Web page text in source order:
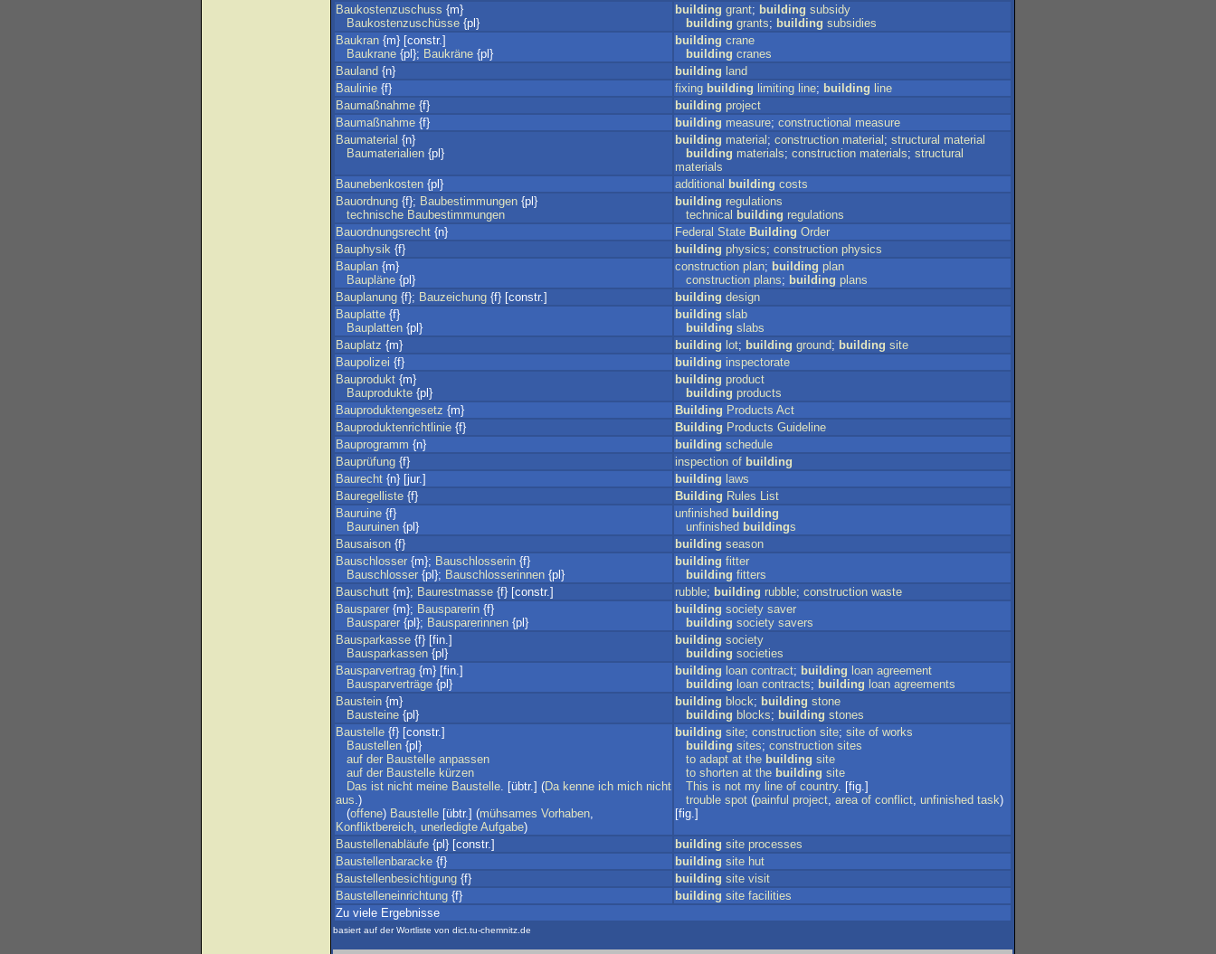
Baukostenzuschuss {m}
Baukostenzuschüsse {pl}
building grant; building subsidy
building grants; building subsidies
Baukran {m} [constr.]
Baukrane {pl}; Baukräne {pl}
building crane
building cranes
Bauland {n} building land
Baulinie {f} fixing building limiting line; building line
Baumaßnahme {f} building project
Baumaßnahme {f} building measure; constructional measure
Baumaterial {n}
Baumaterialien {pl}
building material ; construction material ; structural material
building materials; construction materials; structural
materials
Baunebenkosten {pl} additional building costs
Bauordnung {f}; Baubestimmungen {pl}
technische Baubestimmungen
building regulations
technical building regulations
Bauordnungsrecht {n} Federal State Building Order
Bauphysik {f} building physics; construction physics
Bauplan {m}
Baupläne {pl}
construction plan; building plan
construction plans; building plans
Bauplanung {f}; Bauzeichung {f} [constr.] building design
Bauplatte {f}
Bauplatten {pl}
building slab
building slabs
Bauplatz {m} building lot; building ground; building site
Baupolizei {f} building inspectorate
Bauprodukt {m}
Bauprodukte {pl}
building product
building products
Bauproduktengesetz {m} Building Products Act
Bauproduktenrichtlinie {f} Building Products Guideline
Bauprogramm {n} building schedule
Bauprüfung {f} inspection of building
Baurecht {n} [jur.] building laws
Bauregelliste {f} Building Rules List
Bauruine {f}
Bauruinen {pl}
unfinished building
unfinished buildings
Bausaison {f} building season
Bauschlosser {m}; Bauschlosserin {f}
Bauschlosser {pl}; Bauschlosserinnen {pl}
building fitter
building fitters
Bauschutt {m}; Baurestmasse {f} [constr.] rubble; building rubble; construction waste
Bausparer {m}; Bausparerin {f}
Bausparer {pl}; Bausparerinnen {pl}
building society saver
building society savers
Bausparkasse {f} [fin.]
Bausparkassen {pl}
building society
building societies
Bausparvertrag {m} [fin.]
Bausparverträge {pl}
building loan contract; building loan agreement
building loan contracts; building loan agreements
Baustein {m}
Bausteine {pl}
building block; building stone
building blocks; building stones
Baustelle {f} [constr.]
Baustellen {pl}
auf der Baustelle anpassen
auf der Baustelle kürzen
Das ist nicht meine Baustelle. [übtr.] (Da kenne ich mich nicht
aus.)
(offene) Baustelle [übtr.] (mühsames Vorhaben,
Konfliktbereich, unerledigte Aufgabe)
building site; construction site; site of works
building sites; construction sites
to adapt at the building site
to shorten at the building site
This is not my line of country. [fig.]
trouble spot (painful project, area of conflict, unfinished task)
[fig.]
Baustellenabläufe {pl} [constr.] building site processes
Baustellenbaracke {f} building site hut
Baustellenbesichtigung {f} building site visit
Baustelleneinrichtung {f} building site facilities
Zu viele Ergebnisse
basiert auf der Wortliste von dict.tu-chemnitz.de